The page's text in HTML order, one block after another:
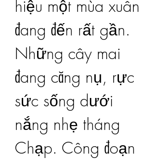
hiệu một mùa xuân
đang đến rất gần.
Những cây mai
đang căng nụ, rực
sức sống dưới
nắng nhẹ tháng
Chạp. Công đoạn